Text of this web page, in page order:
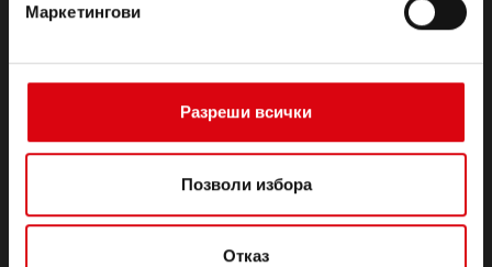
Маркетингови
Разреши всички
Позволи избора
Отказ
превозни средства
Lithium
Области на приложение
BATTERY KNOWLEDGE
Доставчици на Banner